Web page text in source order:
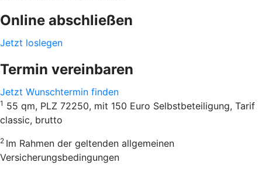
Online abschließen
Jetzt loslegen
Termin vereinbaren
Jetzt Wunschtermin finden
1 55 qm, PLZ 72250, mit 150 Euro Selbstbeteiligung, Tarif
classic, brutto
2 Im Rahmen der geltenden allgemeinen
Versicherungsbedingungen